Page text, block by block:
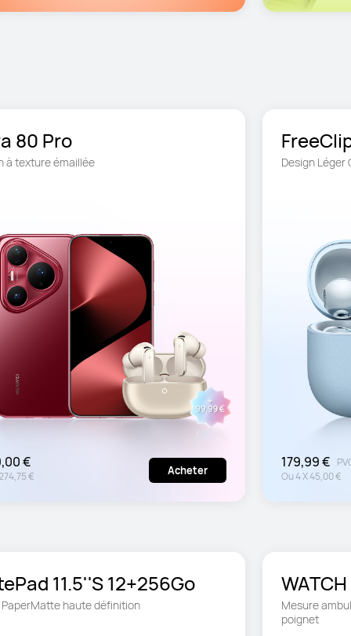
80 Pro
à texture émaillée
€
€ Acheter
Design Léger
179,99 €
Ou4X45,00 €
11.5''S 12+256Go
PaperMatte haute définition
Mesure
poignet